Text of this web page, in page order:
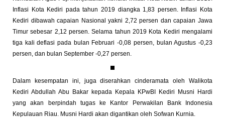
Inflasi Kota Kediri pada tahun 2019 diangka 1,83 persen. Inflasi Kota
Kediri dibawah capaian Nasional yakni 2,72 persen dan capaian Jawa
Timur sebesar 2,12 persen. Selama tahun 2019 Kota Kediri mengalami
tiga kali deflasi pada bulan Februari -0,08 persen, bulan Agustus -0,23
persen, dan bulan September -0,27 persen.
Dalam kesempatan ini, juga diserahkan cinderamata oleh Walikota
Kediri Abdullah Abu Bakar kepada Kepala KPwBI Kediri Musni Hardi
yang akan berpindah tugas ke Kantor Perwakilan Bank Indonesia
Kepulauan Riau. Musni Hardi akan digantikan oleh Sofwan Kurnia.